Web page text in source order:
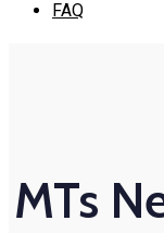
FAQ
MTs